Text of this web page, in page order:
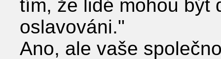
tím, že lidé mohou být
oslavováni."
Ano, ale vaše